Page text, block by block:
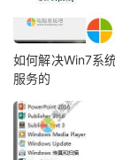
如何解决Win7系
服务的